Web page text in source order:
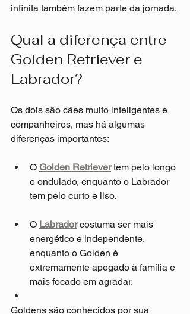
infinita também fazem parte da jornada.
Qual a diferença entre
Golden Retriever e
Labrador?
Os dois são cães muito inteligentes e
companheiros, mas há algumas
diferenças importantes:
O Golden Retriever tem pelo longo
e ondulado, enquanto o Labrador
tem pelo curto e liso.
O Labrador costuma ser mais
energético e independente,
enquanto o Golden é
extremamente apegado à família e
mais focado em agradar.
Goldens são conhecidos por sua